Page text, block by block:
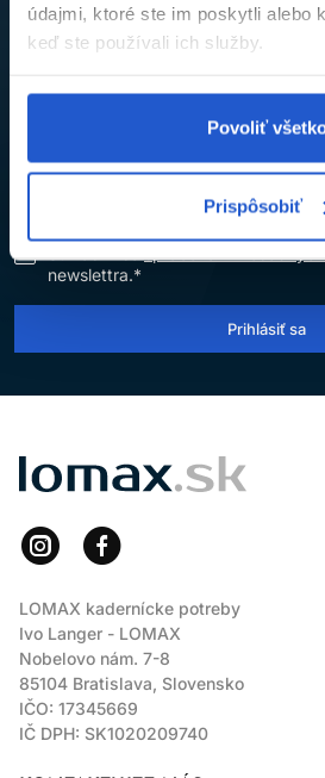
údajmi, ktoré ste im poskytli alebo
keď ste používali ich služby.
Povoliť
Prispôsobiť
NECH VÁM NEUJDE
Prihláste sa na odber newslettra a
ktorý vám pošleme na e-mail.
newslettra.*
Prihlásiť sa
LOMAX
LOMAX kadernícke potreby
Ivo Langer - LOMAX
Nobelovo nám. 7-8
85104 Bratislava, Slovensko
IČO: 17345669
IČ DPH: SK1020209740